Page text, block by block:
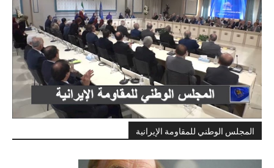
المجلس الوطني للمقاومة الإيرانية